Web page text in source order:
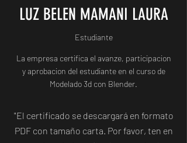
LUZ BELEN MAMANI LAURA
Estudiante
La empresa certifica el avanze, participacion
y aprobacion del estudiante en el curso de
Modelado 3d con Blender.
"El certificado se descargará en formato
PDF con tamaño carta. Por favor, ten en